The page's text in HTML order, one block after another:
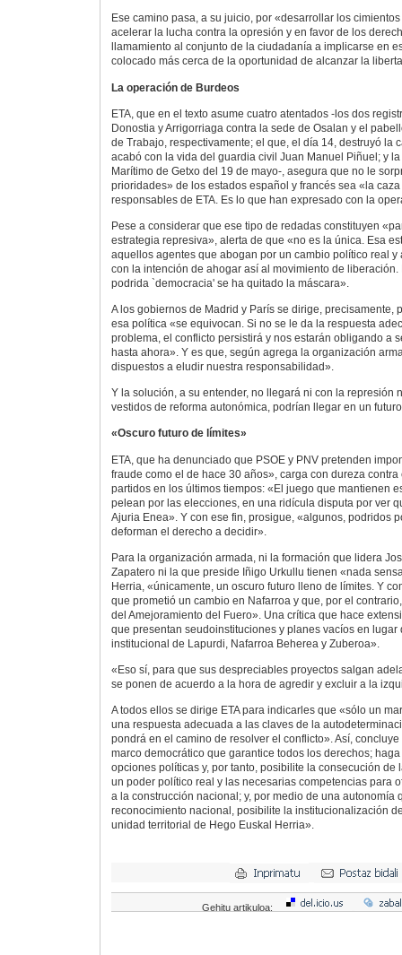
Ese camino pasa, a su juicio, por «desarrollar los
acelerar la lucha contra la opresión y en favor de los
llamamiento al conjunto de la ciudadanía a implicarse en
colocado más cerca de la oportunidad de alcanzar la
La operación de Burdeos
ETA, que en el texto asume cuatro atentados -los dos
Donostia y Arrigorriaga contra la sede de Osalan y el
de Trabajo, respectivamente; el que, el día 14, destruyó la
acabó con la vida del guardia civil Juan Manuel Piñuel; y
Marítimo de Getxo del 19 de mayo-, asegura que no le
prioridades» de los estados español y francés sea «la
responsables de ETA. Es lo que han expresado con la
Pese a considerar que ese tipo de redadas constituyen
estrategia represiva», alerta de que «no es la única. Esa
aquellos agentes que abogan por un cambio político real y
con la intención de ahogar así al movimiento de
podrida `democracia' se ha quitado la máscara».
A los gobiernos de Madrid y París se dirige, precisamente,
esa política «se equivocan. Si no se le da la respuesta
problema, el conflicto persistirá y nos estarán obligando a
hasta ahora». Y es que, según agrega la organización
dispuestos a eludir nuestra responsabilidad».
Y la solución, a su entender, no llegará ni con la represión
vestidos de reforma autonómica, podrían llegar en un
«Oscuro futuro de límites»
ETA, que ha denunciado que PSOE y PNV pretenden
fraude como el de hace 30 años», carga con dureza
partidos en los últimos tiempos: «El juego que mantienen
pelean por las elecciones, en una ridícula disputa por ver
Ajuria Enea». Y con ese fin, prosigue, «algunos, podridos
deforman el derecho a decidir».
Para la organización armada, ni la formación que lidera
Zapatero ni la que preside Iñigo Urkullu tienen «nada
Herria, «únicamente, un oscuro futuro lleno de límites. Y
que prometió un cambio en Nafarroa y que, por el
del Amejoramiento del Fuero». Una crítica que hace
que presentan seudoinstituciones y planes vacíos en lugar
institucional de Lapurdi, Nafarroa Beherea y Zuberoa».
«Eso sí, para que sus despreciables proyectos salgan
se ponen de acuerdo a la hora de agredir y excluir a la
A todos ellos se dirige ETA para indicarles que «sólo un
una respuesta adecuada a las claves de la
pondrá en el camino de resolver el conflicto». Así,
marco democrático que garantice todos los derechos;
opciones políticas y, por tanto, posibilite la consecución de
un poder político real y las necesarias competencias para
a la construcción nacional; y, por medio de una autonomía
reconocimiento nacional, posibilite la institucionalización
unidad territorial de Hego Euskal Herria».
Gehitu artikuloa: